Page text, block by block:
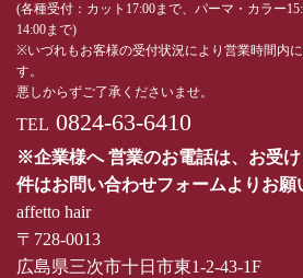
(各種受付：カット17:00まで、パーマ・カラー
14:00まで)
※いづれもお客様の受付状況により営業時間内
す。
悪しからずご了承くださいませ。
TEL 0824-63-6410
※企業様へ 営業のお電話は、お受
件はお問い合わせフォームよりお願
affetto hair
〒728-0013
広島県三次市十日市東1-2-43-1F